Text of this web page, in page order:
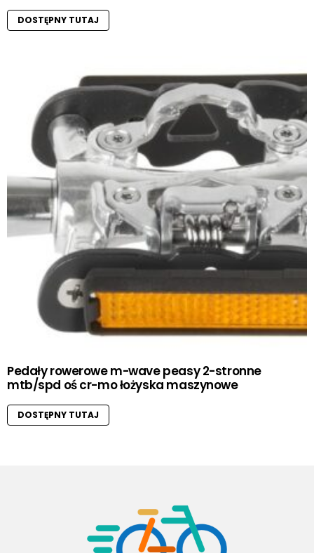
DOSTĘPNY TUTAJ
Pedały rowerowe m-wave peasy 2-stronne
mtb/spd oś cr-mo łożyska maszynowe
DOSTĘPNY TUTAJ